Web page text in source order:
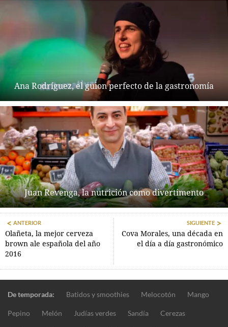
Ana Rodríguez, el guion perfecto de la gastronomía
Juan Revenga, la nutrición como divertimento
ANTERIOR
Olañeta, la mejor cerveza
brown ale española del año
2016
SIGUIENTE
Cova Morales, una década en
el día a día gastronómico
De temporada: Batidos y smoothies Melocotón Mango
Pepino Melón Judías verdes Sandía Cerezas